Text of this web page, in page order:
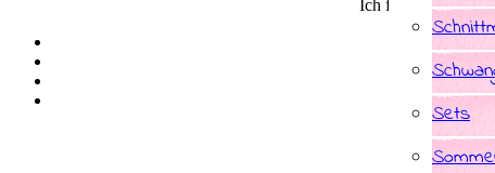
Sets
Ich fertige